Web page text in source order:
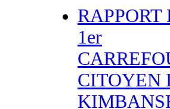
RAPPORT
1er
CITOYEN